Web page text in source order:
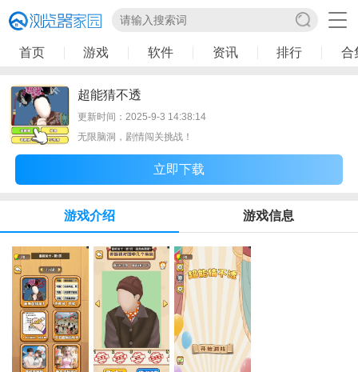
首页 游戏 软件 资讯 排行 合
超能猜不透
更新时间：2025-9-3 14:38:14
无限脑洞，剧情闯关挑战！
立即下载
游戏介绍 游戏信息